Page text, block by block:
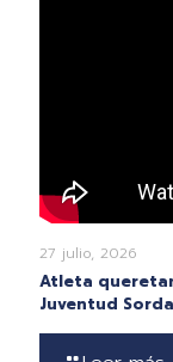
27 julio, 2026
Atleta
Juventud